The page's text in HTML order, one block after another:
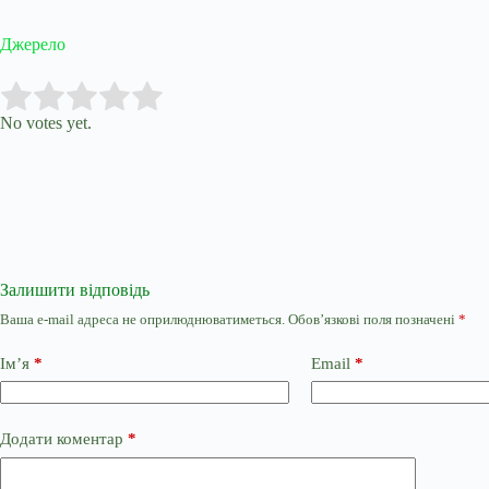
Джерело
Rate this item:
No votes yet.
Залишити відповідь
Ваша e-mail адреса не оприлюднюватиметься. Обов’язкові поля позначені *
Ім’я * Email *
Додати коментар *